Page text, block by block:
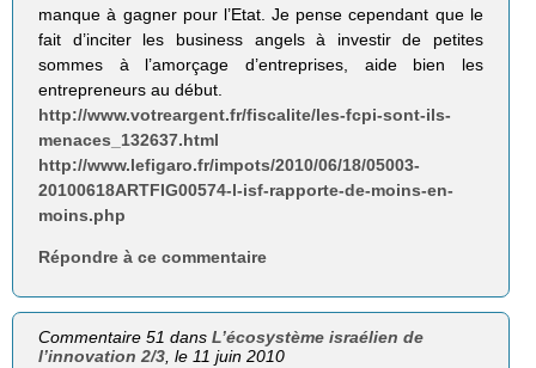
manque à gagner pour l’Etat. Je pense cependant que le
fait d’inciter les business angels à investir de petites
sommes à l’amorçage d’entreprises, aide bien les
entrepreneurs au début.
http://www.votreargent.fr/fiscalite/les-fcpi-sont-ils-
menaces_132637.html
http://www.lefigaro.fr/impots/2010/06/18/05003-
20100618ARTFIG00574-l-isf-rapporte-de-moins-en-
moins.php
Répondre à ce commentaire
Commentaire 51 dansL’écosystème israélien de
l’innovation 2/3 , le 11 juin 2010